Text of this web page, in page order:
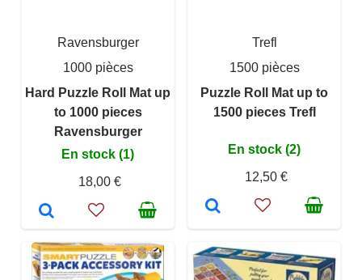
Ravensburger
1000 pièces
Hard Puzzle Roll Mat up
to 1000 pieces
Ravensburger
En stock (1)
18,00 €
Trefl
1500 pièces
Puzzle Roll Mat up to
1500 pieces Trefl
En stock (2)
12,50 €